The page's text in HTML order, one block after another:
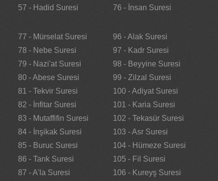
57 - Hadid Suresi
76 - İnsan Suresi
77 - Mürselat Suresi
78 - Nebe Suresi
79 - Nazi'at Suresi
80 - Abese Suresi
81 - Tekvir Suresi
82 - İnfitar Suresi
83 - Mutaffifin Suresi
84 - İnşikak Suresi
85 - Buruc Suresi
86 - Tarık Suresi
87 - A'la Suresi
96 - Alak Suresi
97 - Kadr Suresi
98 - Beyyine Suresi
99 - Zilzal Suresi
100 - Adiyat Suresi
101 - Karia Suresi
102 - Tekasür Suresi
103 - Asr Suresi
104 - Hümeze Suresi
105 - Fil Suresi
106 - Kureyş Suresi